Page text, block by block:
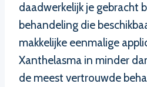
daadwerkelijk je gebracht
behandeling die
makkelijke eenmalige
Xanthelasma in minder
de meest vertrouwde